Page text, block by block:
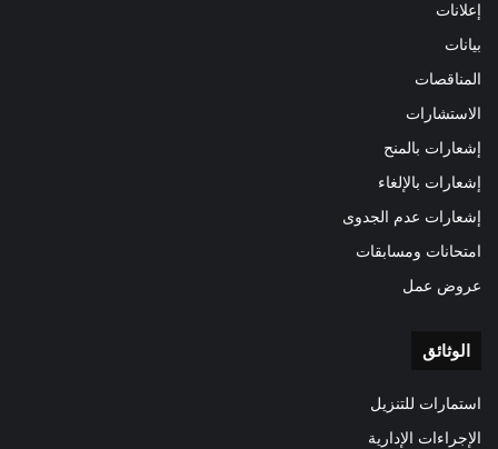
إعلانات
بيانات
المناقصات
الاستشارات
إشعارات بالمنح
إشعارات بالإلغاء
إشعارات عدم الجدوى
امتحانات ومسابقات
عروض عمل
الوثائق
استمارات للتنزيل
الإجراءات الإدارية